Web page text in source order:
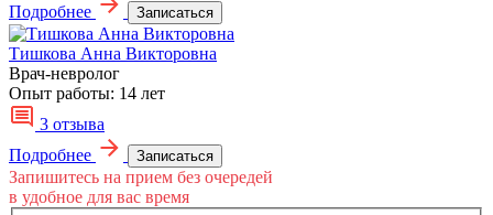
Подробнее
Записаться
Тишкова Анна Викторовна
Врач-невролог
Опыт работы: 14 лет
3 отзыва
Подробнее
Записаться
Запишитесь на прием без очередей
в удобное для вас время